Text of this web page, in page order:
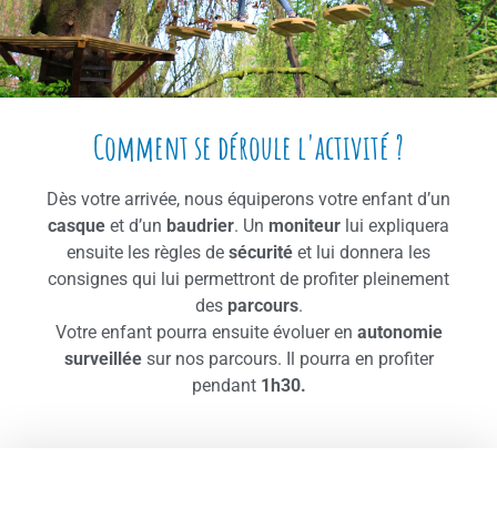
Comment se déroule l'activité ?
Dès votre arrivée, nous équiperons votre enfant d’un
casque et d’un baudrier. Un moniteur lui expliquera
ensuite les règles de sécurité et lui donnera les
consignes qui lui permettront de profiter pleinement
des parcours.
Votre enfant pourra ensuite évoluer en autonomie
surveilléesur nos parcours. Il pourra en profiter
pendant 1h30.